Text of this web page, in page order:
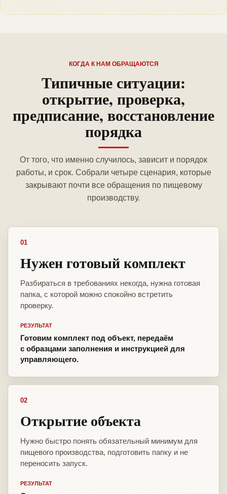
КОГДА К НАМ ОБРАЩАЮТСЯ
Типичные ситуации:
открытие, проверка,
предписание, восстановление
порядка
От того, что именно случилось, зависит и порядок
работы, и срок. Собрали четыре сценария, которые
закрывают почти все обращения по пищевому
производству.
01
Нужен готовый комплект
Разбираться в требованиях некогда, нужна готовая
папка, с которой можно спокойно встретить
проверку.
РЕЗУЛЬТАТ
Готовим комплект под объект, передаём
с образцами заполнения и инструкцией для
управляющего.
02
Открытие объекта
Нужно быстро понять обязательный минимум для
пищевого производства, подготовить папку и не
переносить запуск.
РЕЗУЛЬТАТ